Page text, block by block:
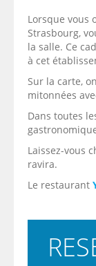
Lorsque vous
Strasbourg,
la salle. Ce
à cet
Sur la carte,
mitonnées
Dans toutes
Laissez-vous
ravira.
Le restaurant